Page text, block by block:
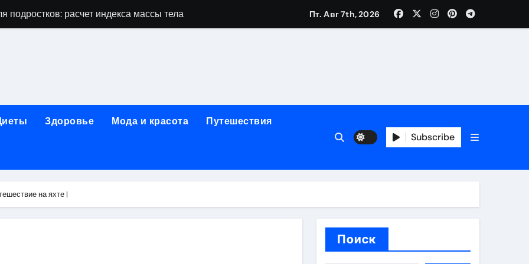
по возрасту, росту и полу
и методы диагностики и лечения
основные этапы в медицинском учреждении
и сибирским городом: варианты маршрутов, тарифы и советы по планированию поездки
Пт. Авг 7th, 2026
Здоровье Мода и красота Путешествия
Subscribe
на яхте |
Поиск